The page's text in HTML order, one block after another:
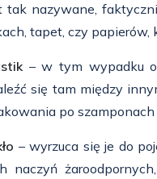
tak nazywane,
tapet, czy
– w tym wypadku
się tam między
po szamponach
– wyrzuca się je do
naczyń